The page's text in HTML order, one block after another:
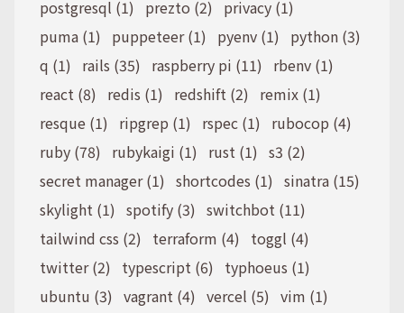
postgresql (1)
prezto (2)
privacy (1)
puma (1)
puppeteer (1) pyenv (1)
python (3)
q (1)
rails (35) raspberry pi (11)
rbenv (1)
react (8)
redis (1) redshift (2)
remix (1)
resque (1)
ripgrep (1) rspec (1)
rubocop (4)
ruby (78)
rubykaigi (1) rust (1) s3 (2)
secret manager (1) shortcodes (1) sinatra (15)
skylight (1) spotify (3) switchbot (11)
tailwind css (2)
terraform (4)
toggl (4)
twitter (2)
typescript (6)
typhoeus (1)
ubuntu (3) vagrant (4) vercel (5) vim (1)